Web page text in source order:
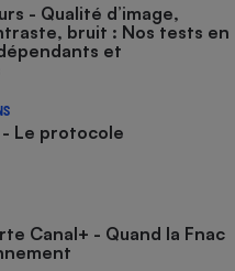
- Qualité d’image,
bruit : Nos tests en
et
- Le protocole
Canal+ - Quand la Fnac